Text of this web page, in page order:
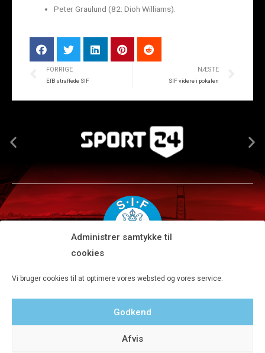
Administrer samtykke til
cookies
Vi bruger cookies til at optimere vores websted og vores service.
Godkend
Afvis
Peter Graulund (82: Dioh Williams).
FORRIGE
EfB straffede SIF
NÆSTE
SIF videre i pokalen
Tlf 8680 4477 · Fax 8680 4647 · Kontortid man-fre kl. 9-15